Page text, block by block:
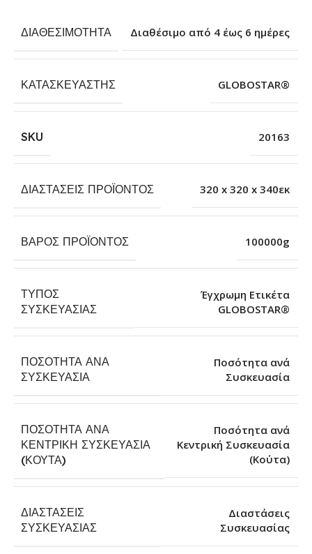
ΔΙΑΘΕΣΙΜΌΤΗΤΑ Διαθέσιμο από 4 έως 6 ημέρες
ΚΑΤΑΣΚΕΥΑΣΤΉΣ GLOBOSTAR®
SKU 20163
ΔΙΑΣΤΆΣΕΙΣ ΠΡΟΪΌΝΤΟΣ 320 x 320 x 340εκ
ΒΆΡΟΣ ΠΡΟΪΌΝΤΟΣ 100000g
ΤΎΠΟΣ
ΣΥΣΚΕΥΑΣΊΑΣ
Έγχρωμη Ετικέτα
GLOBOSTAR®
ΠΟΣΌΤΗΤΑ ΑΝΆ
ΣΥΣΚΕΥΑΣΊΑ
Ποσότητα ανά
Συσκευασία
ΠΟΣΌΤΗΤΑ ΑΝΆ
ΚΕΝΤΡΙΚΉ ΣΥΣΚΕΥΑΣΊΑ
(ΚΟΎΤΑ)
Ποσότητα ανά
Κεντρική Συσκευασία
(Κούτα)
ΔΙΑΣΤΆΣΕΙΣ
ΣΥΣΚΕΥΑΣΊΑΣ
Διαστάσεις
Συσκευασίας